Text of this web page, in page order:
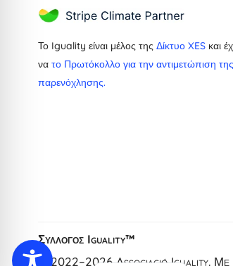
Το Iguality είναι μέλος της Δίκτυο XESκαι
να το Πρωτόκολλο για την αντιμετώπιση της
παρενόχλησης.
Σύλλογος Iguality™
© 2022–2026 Associació Iguality. Με